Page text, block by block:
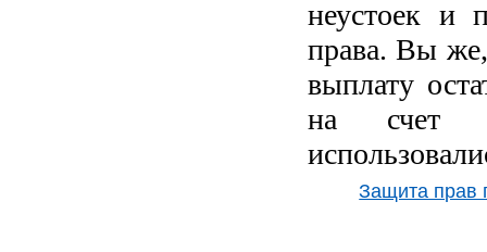
неустоек и
права. Вы же,
выплату
на счет
Защита прав